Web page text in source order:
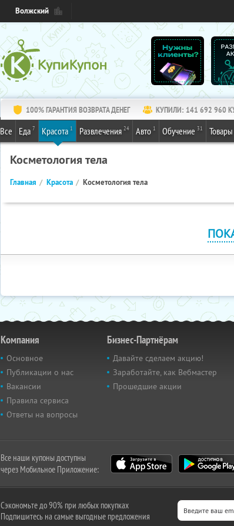
Волжский
100% ГАРАНТИЯ ВОЗВРАТА ДЕНЕГ КУПИЛИ: 141 692 960
Все Еда 7 Красота 1 Развлечения 24 Авто 1 Обучение 31 Товары
Косметология тела
Главная Красота Косметология тела
Компания
Основное
Публикации о нас
Вакансии
Правила сервиса
Ответы на вопросы
Бизнес-Партнёрам
Давайте сделаем акцию!
Заработайте, как Вебмастер
Прошедшие акции
Все наши купоны доступны
через Мобильное Приложение:
Сэкономьте до 90% при любых покупках
Подпишитесь на самые выгодные предложения